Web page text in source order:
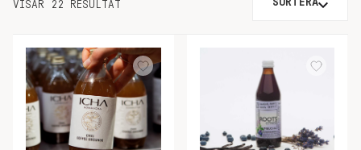
VISAR 22 RESULTAT